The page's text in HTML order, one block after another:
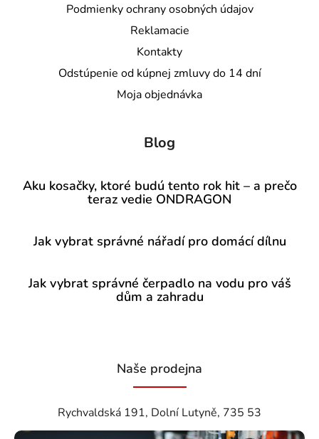
Podmienky ochrany osobných údajov
Reklamacie
Kontakty
Odstúpenie od kúpnej zmluvy do 14 dní
Moja objednávka
Blog
Aku kosačky, ktoré budú tento rok hit – a prečo
teraz vedie ONDRAGON
Jak vybrat správné nářadí pro domácí dílnu
Jak vybrat správné čerpadlo na vodu pro váš
dům a zahradu
Naše prodejna
Rychvaldská 191, Dolní Lutyně, 735 53